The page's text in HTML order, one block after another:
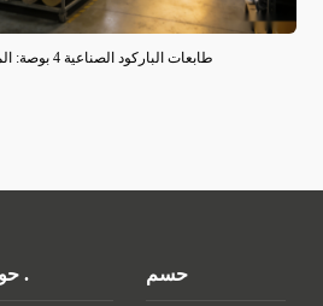
طابعات الباركود الصناعية 4 بوصة: المعيار لتصنيع الملابس والأقمشة
حول . حسم